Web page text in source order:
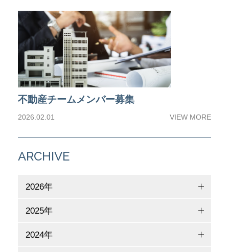
不動産チームメンバー募集
2026.02.01 VIEW MORE
ARCHIVE
2026年
2025年
2024年